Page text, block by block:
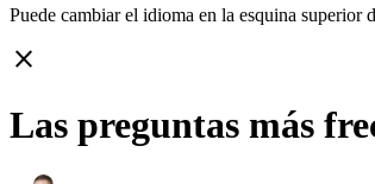
Puede cambiar el idioma en la esquina superior
close
Las preguntas más